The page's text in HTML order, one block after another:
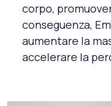
corpo,
conseguenza,
aumentare la
accelerare la